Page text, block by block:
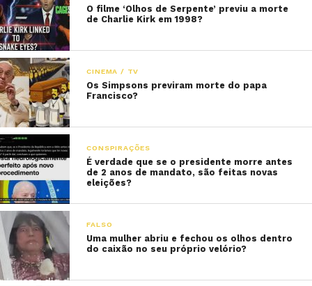
O filme ‘Olhos de Serpente’ previu a morte
de Charlie Kirk em 1998?
CINEMA / TV
Os Simpsons previram morte do papa
Francisco?
CONSPIRAÇÕES
É verdade que se o presidente morre antes
de 2 anos de mandato, são feitas novas
eleições?
FALSO
Uma mulher abriu e fechou os olhos dentro
do caixão no seu próprio velório?